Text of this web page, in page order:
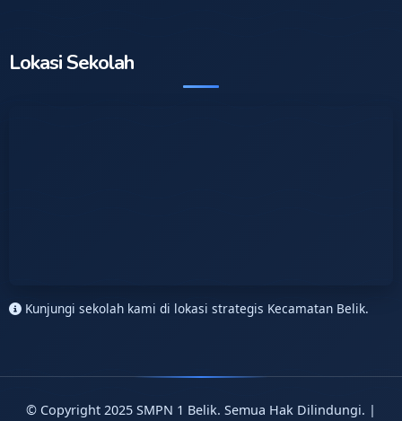
Lokasi Sekolah
Kunjungi sekolah kami di lokasi strategis Kecamatan Belik.
© Copyright 2025 SMPN 1 Belik. Semua Hak Dilindungi. |